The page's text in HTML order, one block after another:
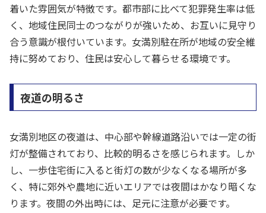
着いた雰囲気が特徴です。都市部に比べて犯罪発生率は低
く、地域住民同士のつながりが強いため、お互いに見守り
合う意識が根付いています。女満別駐在所が地域の安全維
持に努めており、住民は安心して暮らせる環境です。
夜道の明るさ
女満別地区の夜道は、中心部や幹線道路沿いでは一定の街
灯が整備されており、比較的明るさを感じられます。しか
し、一歩住宅街に入ると街灯の数が少なくなる場所が多
く、特に郊外や農地に近いエリアでは夜間はかなり暗くな
ります。夜間の外出時には、足元に注意が必要です。